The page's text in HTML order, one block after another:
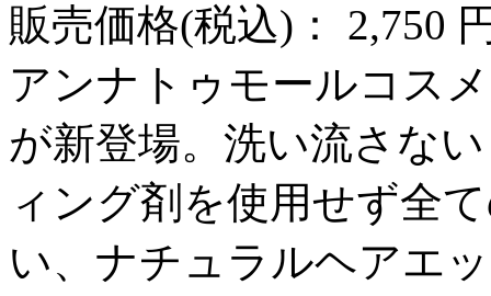
販売価格(税込)： 2,750
アンナトゥモールコス
が新登場。洗い流さな
ィング剤を使用せず全
い、ナチュラルヘアエ